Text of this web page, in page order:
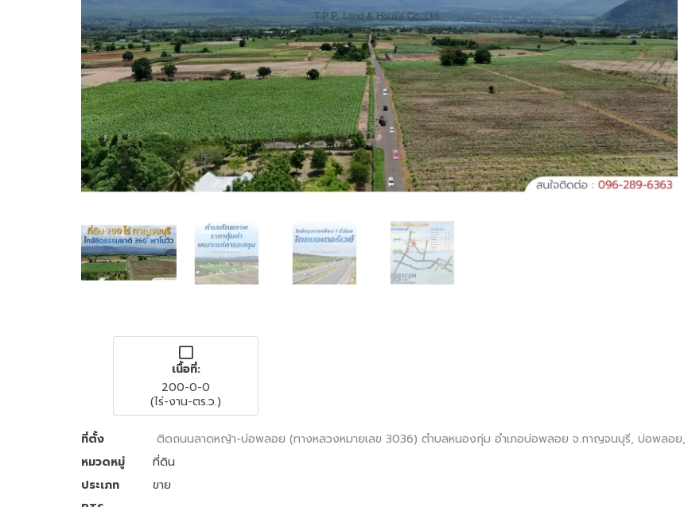
เนื้อที่:
200-0-0
(ไร่-งาน-ตร.ว.)
ที่ตั้ง
ติดถนนลาดหญ้า-บ่อพลอย (ทางหลวงหมายเลข 3036) ตำบลหนองกุ่ม อำเภอบ่อพลอย จ.กาญจนบุรี, บ่อพลอย,
หมวดหมู่
ที่ดิน
ประเภท
ขาย